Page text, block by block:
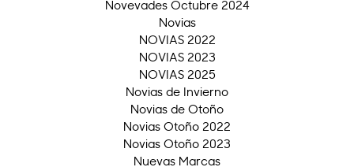
Novevades Octubre 2024
Novias
NOVIAS 2022
NOVIAS 2023
NOVIAS 2025
Novias de Invierno
Novias de Otoño
Novias Otoño 2022
Novias Otoño 2023
Nuevas Marcas